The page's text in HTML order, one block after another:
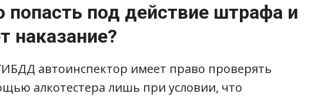
под действие штрафа и
наказание?
автоинспектор имеет право проверять
алкотестера лишь при условии, что